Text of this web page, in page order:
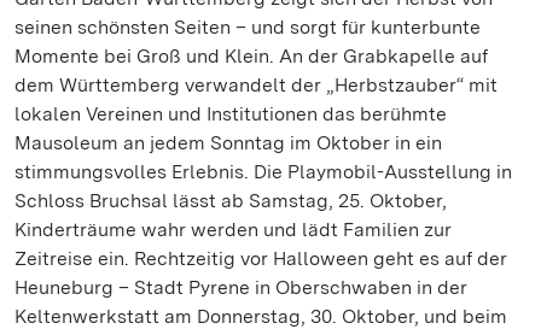
seinen schönsten Seiten – und sorgt für kunterbunte
Momente bei Groß und Klein. An der Grabkapelle auf
dem Württemberg verwandelt der „Herbstzauber“ mit
lokalen Vereinen und Institutionen das berühmte
Mausoleum an jedem Sonntag im Oktober in ein
stimmungsvolles Erlebnis. Die Playmobil-Ausstellung in
Schloss Bruchsal lässt ab Samstag, 25. Oktober,
Kinderträume wahr werden und lädt Familien zur
Zeitreise ein. Rechtzeitig vor Halloween geht es auf der
Heuneburg – Stadt Pyrene in Oberschwaben in der
Keltenwerkstatt am Donnerstag, 30. Oktober, und beim